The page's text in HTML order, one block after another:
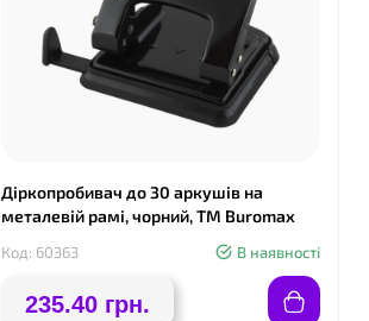
Діркопробивач до 30 аркушів на
металевій рамі, чорний, ТМ Buromax
Код: 60363 В наявності
235.40 грн.